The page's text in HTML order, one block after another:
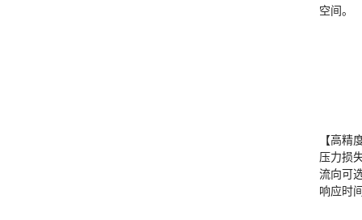
空间。
【高精
压力损
流向可
响应时